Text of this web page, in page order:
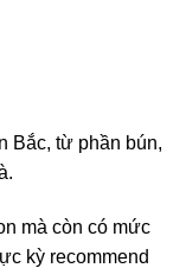
Bắc, từ phần bún,
mà còn có mức
kỳ recommend